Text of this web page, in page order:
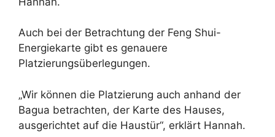
Auch bei der Betrachtung der Feng Shui-
Energiekarte gibt es genauere
Platzierungsüberlegungen.
„Wir können die Platzierung auch anhand der
Bagua betrachten, der Karte des Hauses,
ausgerichtet auf die Haustür“, erklärt Hannah.